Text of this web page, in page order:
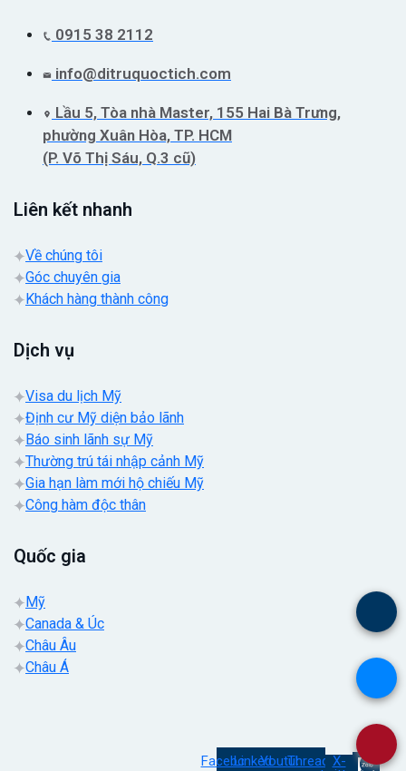
0915 38 2112
info@ditruquoctich.com
Lầu 5, Tòa nhà Master, 155 Hai Bà Trưng,
phường Xuân Hòa, TP. HCM
(P. Võ Thị Sáu, Q.3 cũ)
Liên kết nhanh
Về chúng tôi
Góc chuyên gia
Khách hàng thành công
Dịch vụ
Visa du lịch Mỹ
Định cư Mỹ diện bảo lãnh
Báo sinh lãnh sự Mỹ
Thường trú tái nhập cảnh Mỹ
Gia hạn làm mới hộ chiếu Mỹ
Công hàm độc thân
Quốc gia
Mỹ
Canada & Úc
Châu Âu
Châu Á
Facebook
LinkedinYoutubeThreadsX-